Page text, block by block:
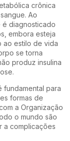
crônica
Ao
é diagnosticado
embora esteja
ao estilo de vida
se torna
produz insulina
fundamental para
formas de
a Organização
o mundo são
a complicações